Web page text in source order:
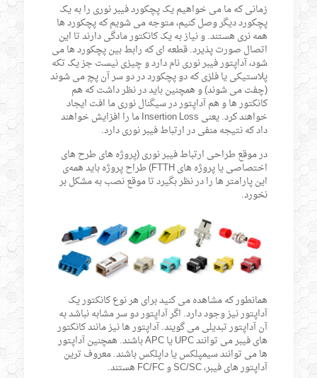
زمانی که ما می خواهیم یک پچکورد فیبر نوری را به یک
پچکورد دیگر وصل کنیم، متوجه می شویم که پچکورد ها
همه نری هستند. و نیاز به یک کانکتور مادگی دارند تا این
اتصال صورت پذیرد. قطعه ای که رابط بین پچکورد ها می
شود، آداپتور فیبر نوری نام دارد و چیزی نیست جز یک تکه
پلاستیکی یا فلزی که دو پچکورد در دو سر آن پچ می شوند
(چفت می شوند) و همچنین باید در نظر داشت که هم
کانکتور ها و هم آداپتور در سیگنال نوری ما افت ایجاد
خواهند کرد. یعنی Insertion Loss ما را افزایش خواهند
داد که نتیجه منفی در ارتباط فیبر نوری دارد.
در موقع طراحی ارتباط فیبر نوری (پروژه های طرح های
اختصاصی یا پروژه های FTTH) طراح پروژه باید همه‌ی
این پارامتر ها را در نظر بگیرد تا موقع نصب به مشکل بر
نخورد.
همانطور که مشاهده می کنید برای هر نوع کانکتور یک
آداپتور نیز وجود دارد. اگر آداپتور دو سر مشابه نباشد به
آن آداپتور تبدیلی می گویند. آداپتور ها نیز مانند کانکتور
های فیبر می توانند UPC یا APC باشند. همچنین آداپتور
ها می توانند سیمپلکس یا داپلکس باشند. معروف ترین
آداپتور های فیبر، SC/SC و FC/FC هستند.